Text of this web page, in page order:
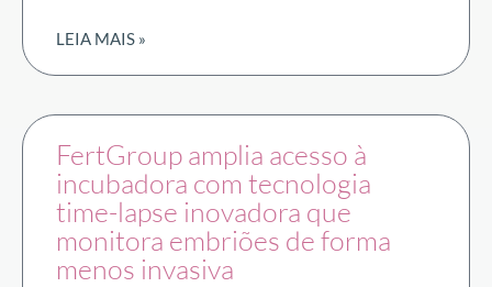
LEIA MAIS »
FertGroup amplia acesso à
incubadora com tecnologia
time-lapse inovadora que
monitora embriões de forma
menos invasiva